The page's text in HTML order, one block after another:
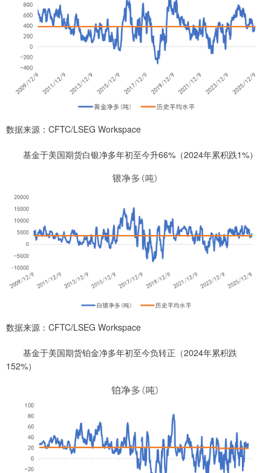
数据来源：CFTC/LSEG Workspace
基金于美国期货白银净多年初至今升66%（2024年累积跌1%）
数据来源：CFTC/LSEG Workspace
基金于美国期货铂金净多年初至今负转正（2024年累积跌
152%）